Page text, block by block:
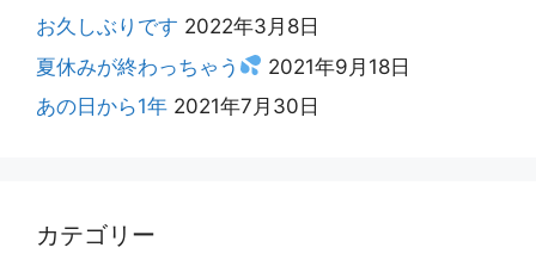
お久しぶりです 2022年3月8日
夏休みが終わっちゃう
2021年9月18日
あの日から1年 2021年7月30日
カテゴリー